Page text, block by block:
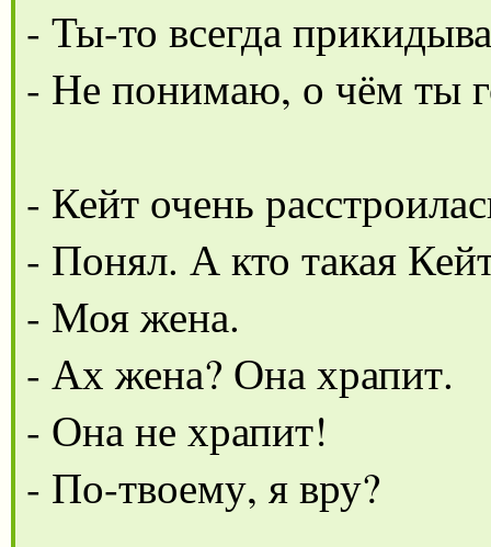
- Ты-то всегда
- Не понимаю, о чём ты
- Кейт очень
- Понял. А кто такая
- Моя жена.
- Ах жена? Она храпит.
- Она не храпит!
- По-твоему, я вру?